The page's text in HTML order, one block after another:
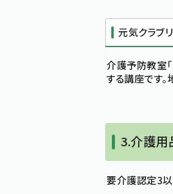
元気クラブ
介護予防教室
する講座です
3.介護用
要介護認定3以